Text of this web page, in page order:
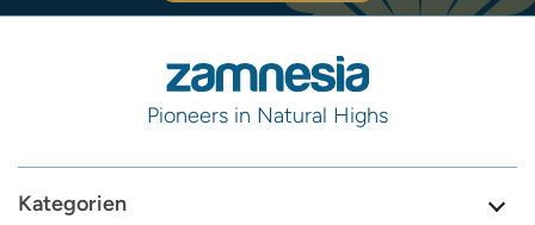
Pioneers in Natural Highs
Kategorien